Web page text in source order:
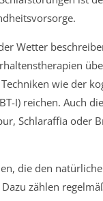
Wetter
wie der
I) reichen. Auch
Schlaraffia oder
die den
zählen